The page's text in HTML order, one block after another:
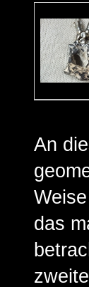
An
das